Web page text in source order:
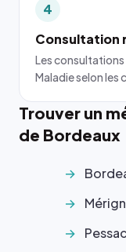
4
Consultation
Les
Maladie selon les
Trouver un
de Bordeaux